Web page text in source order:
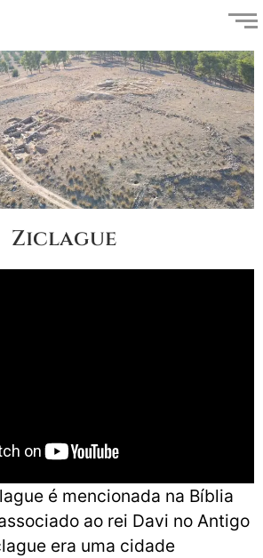
Ziclague
é mencionada na Bíblia
ao rei Davi no Antigo
era uma cidade